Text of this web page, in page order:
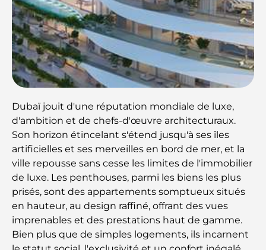
Dubaï jouit d'une réputation mondiale de luxe,
d'ambition et de chefs-d'œuvre architecturaux.
Son horizon étincelant s'étend jusqu'à ses îles
artificielles et ses merveilles en bord de mer, et la
ville repousse sans cesse les limites de l'immobilier
de luxe. Les penthouses, parmi les biens les plus
prisés, sont des appartements somptueux situés
en hauteur, au design raffiné, offrant des vues
imprenables et des prestations haut de gamme.
Bien plus que de simples logements, ils incarnent